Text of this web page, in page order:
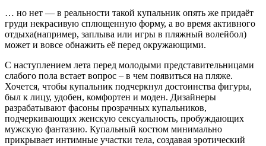
… но нет — в реальности такой купальник опять же придаёт
груди некрасивую сплющенную форму, а во время активного
отдыха(например, заплыва или игры в пляжный волейбол)
может и вовсе обнажить её перед окружающими.
С наступлением лета перед молодыми представительницами
слабого пола встает вопрос – в чем появиться на пляже.
Хочется, чтобы купальник подчеркнул достоинства фигуры,
был к лицу, удобен, комфортен и моден. Дизайнеры
разрабатывают фасоны прозрачных купальников,
подчеркивающих женскую сексуальность, пробуждающих
мужскую фантазию. Купальный костюм минимально
прикрывает интимные участки тела, создавая эротический